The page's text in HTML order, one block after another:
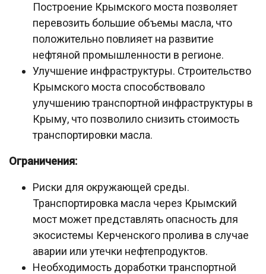
Построение Крымского моста позволяет
перевозить большие объемы масла, что
положительно повлияет на развитие
нефтяной промышленности в регионе.
Улучшение инфраструктуры. Строительство
Крымского моста способствовало
улучшению транспортной инфраструктуры в
Крыму, что позволило снизить стоимость
транспортировки масла.
Ограничения:
Риски для окружающей среды.
Транспортировка масла через Крымский
мост может представлять опасность для
экосистемы Керченского пролива в случае
аварии или утечки нефтепродуктов.
Необходимость доработки транспортной